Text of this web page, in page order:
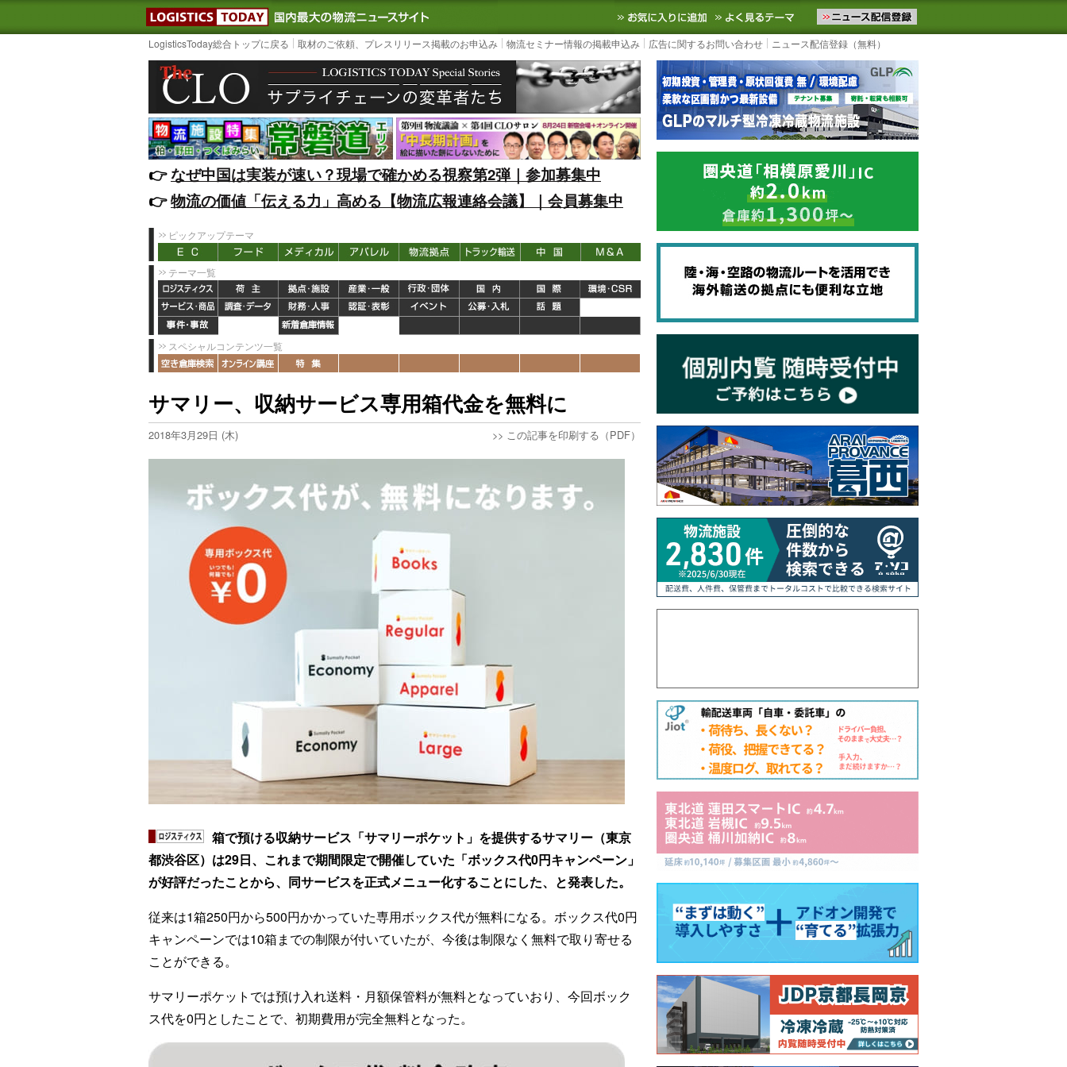
LOGISTICS TODAY｜国内最大の物流ニュースサイト3PL, SCMなど国内外の最新の物流ニュースをお届けします。物流ニュースメール配信を登録す
お気に入りに追加 よく見るテーマ
LogisticsToday総合トップに戻る 取材のご依頼、プレスリリース掲載のお申込み 物流セミナー情報の掲載申込み 広告に関するお問い合わせ ニュース配信登録（無料）
👉️なぜ中国は実装が速い？現場で確かめる視察第2弾｜参加募集中
👉️物流の価値「伝える力」高める【物流広報連絡会議】｜会員募集中
ピックアップテーマ
テーマ一覧
スペシャルコンテンツ一覧
サマリー、収納サービス専用箱代金を無料に
2018年3月29日 (木) >> この記事を印刷する（PDF）
箱で預ける収納サービス「サマリーポケット」を提供するサマリー（東京
都渋谷区）は29日、これまで期間限定で開催していた「ボックス代0円キャンペーン」
が好評だったことから、同サービスを正式メニュー化することにした、と発表した。
従来は1箱250円から500円かかっていた専用ボックス代が無料になる。ボックス代0円
キャンペーンでは10箱までの制限が付いていたが、今後は制限なく無料で取り寄せる
ことができる。
サマリーポケットでは預け入れ送料・月額保管料が無料となっていおり、今回ボック
ス代を0円としたことで、初期費用が完全無料となった。